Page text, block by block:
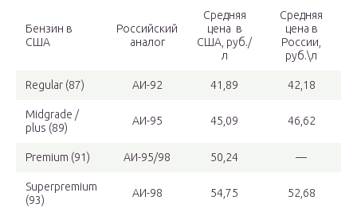
Бензин в
США
Российский
аналог
Средняя
цена в
США, руб./
л
Средняя
цена в
России,
руб.\л
Regular (87) АИ-92 41,89 42,18
Midgrade /
plus (89)
АИ-95 45,09 46,62
Premium (91) АИ-95/98 50,24 —
Superpremium
(93)
АИ-98 54,75 52,68